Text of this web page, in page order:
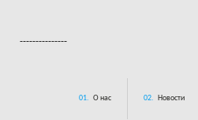
---------------
01. О нас 02. Новости